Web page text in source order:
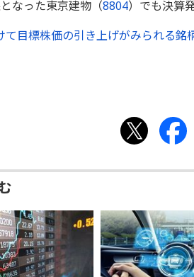
なった東京建物（8804）でも決算
目標株価の引き上げがみられる銘